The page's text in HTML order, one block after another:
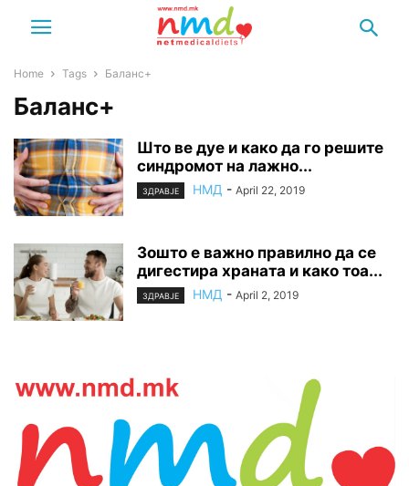
Home Tags Баланс+
Баланс+
Што ве дуе и како да го решите
синдромот на лажно...
ЗДРАВЈЕ НМД - April 22, 2019
Зошто е важно правилно да се
дигестира храната и како тоа...
ЗДРАВЈЕ НМД - April 2, 2019